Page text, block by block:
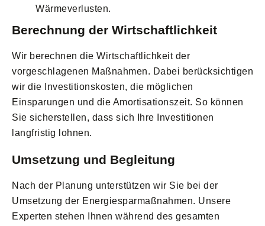
Wärmeverlusten.
Berechnung der Wirtschaftlichkeit
Wir berechnen die Wirtschaftlichkeit der
vorgeschlagenen Maßnahmen. Dabei berücksichtigen
wir die Investitionskosten, die möglichen
Einsparungen und die Amortisationszeit. So können
Sie sicherstellen, dass sich Ihre Investitionen
langfristig lohnen.
Umsetzung und Begleitung
Nach der Planung unterstützen wir Sie bei der
Umsetzung der Energiesparmaßnahmen. Unsere
Experten stehen Ihnen während des gesamten